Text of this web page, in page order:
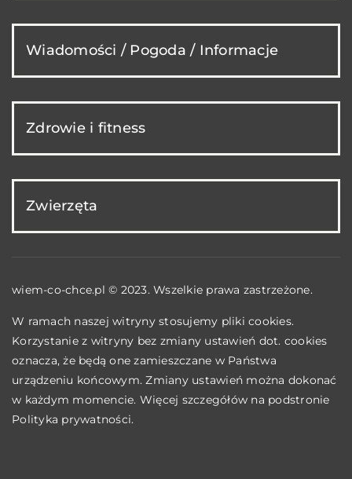
Wiadomości / Pogoda / Informacje
Zdrowie i fitness
Zwierzęta
wiem-co-chce.pl © 2023. Wszelkie prawa zastrzeżone.
W ramach naszej witryny stosujemy pliki cookies.
Korzystanie z witryny bez zmiany ustawień dot. cookies
oznacza, że będą one zamieszczane w Państwa
urządzeniu końcowym. Zmiany ustawień można dokonać
w każdym momencie. Więcej szczegółów na podstronie
Polityka prywatności.